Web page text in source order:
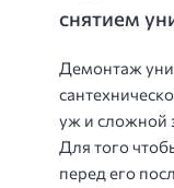
снятием
Демонтаж
уж и сложной
Для того
перед его